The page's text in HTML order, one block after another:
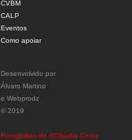
CVBM
CALP
Eventos
Como apoiar
Desenvolvido por
Álvaro Martino
e Webprodz
© 2019
Fotografias de ©Cláudia Costa